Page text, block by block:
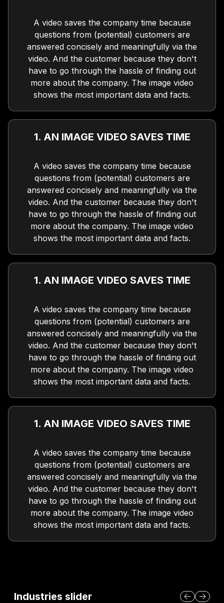
A video saves the company time because
questions from (potential) customers are
answered concisely and meaningfully via the
video. And the customer because they don't
have to go through the hassle of finding out
more about the company. The image video
shows the most important data and facts.
1. AN IMAGE VIDEO SAVES TIME
A video saves the company time because
questions from (potential) customers are
answered concisely and meaningfully via the
video. And the customer because they don't
have to go through the hassle of finding out
more about the company. The image video
shows the most important data and facts.
1. AN IMAGE VIDEO SAVES TIME
A video saves the company time because
questions from (potential) customers are
answered concisely and meaningfully via the
video. And the customer because they don't
have to go through the hassle of finding out
more about the company. The image video
shows the most important data and facts.
1. AN IMAGE VIDEO SAVES TIME
A video saves the company time because
questions from (potential) customers are
answered concisely and meaningfully via the
video. And the customer because they don't
have to go through the hassle of finding out
more about the company. The image video
shows the most important data and facts.
Industries slider